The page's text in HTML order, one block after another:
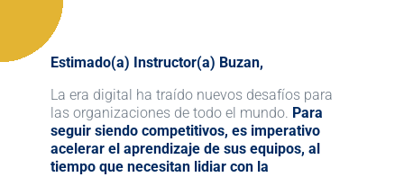
Estimado(a) Instructor(a) Buzan,
La era digital ha traído nuevos desafíos para
las organizaciones de todo el mundo. Para
seguir siendo competitivos, es imperativo
acelerar el aprendizaje de sus equipos, al
tiempo que necesitan lidiar con la